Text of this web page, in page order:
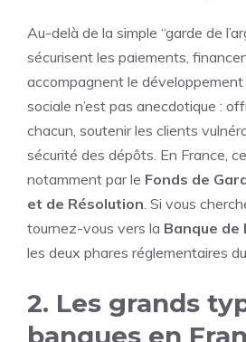
Au-delà de la simple “garde de
sécurisent les paiements,
accompagnent le développement
sociale n’est pas anecdotique :
chacun, soutenir les clients
sécurité des dépôts. En France,
notamment par le Fonds de
et de Résolution. Si vous
tournez-vous vers la Banque de
les deux phares réglementaires
2. Les grands
banques en